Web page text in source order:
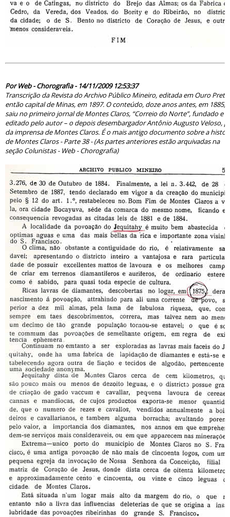
Por Web - Chorografia - 14/11/2009 12:53:37
Transcrição da Revista do Archivo Público Mineiro, editada em Ouro Preto,
então capital de Minas, em 1897. O conteúdo, doze anos antes, em 1885,
saiu no primeiro jornal de Montes Claros, “Correio do Norte”, fundado e
editado pelo autor – o depois desembargador Antônio Augusto Veloso,
da imprensa de Montes Claros. É o mais antigo documento sobre a
de Montes Claros - Parte 38 - (As partes anteriores estão arquivadas na
seção Colunistas - Web - Chorografia)